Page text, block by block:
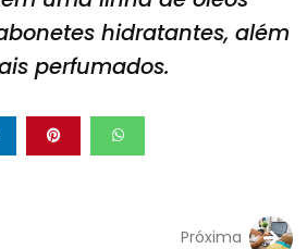
hidratantes, além
perfumados.
Próxima